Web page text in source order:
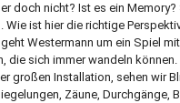
doch nicht? Ist es ein
Wie ist hier die richtige
Westermann um ein Spiel
die sich immer wandeln
großen Installation, sehen wir
Zäune, Durchgänge,